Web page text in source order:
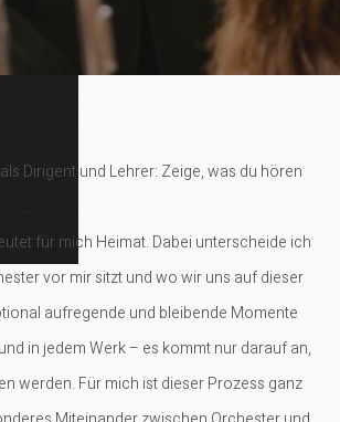
Dirigent und Lehrer: Zeige, was du hören
für mich Heimat. Dabei unterscheide ich
vor mir sitzt und wo wir uns auf dieser
aufregende und bleibende Momente
in jedem Werk – es kommt nur darauf an,
werden. Für mich ist dieser Prozess ganz